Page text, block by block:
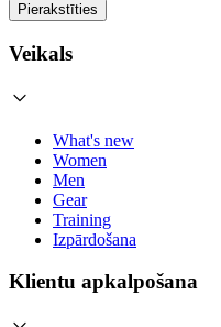
Pierakstīties
Veikals
What's new
Women
Men
Gear
Training
Izpārdošana
Klientu apkalpošana